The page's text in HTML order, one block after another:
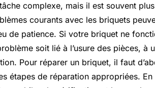
complexe, mais il est souvent
courants avec les briquets
de patience. Si votre briquet ne
soit lié à l’usure des pièces, à
Pour réparer un briquet, il faut
étapes de réparation appropriées. En